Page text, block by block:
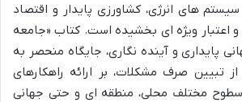
های انرژی، کشاورزی پایدار و اقتصاد
اعتبار ویژه ای بخشیده است. کتاب «جامعه
پایداری و آینده نگاری، جایگاه منحصر به
از تبیین صرف مشکلات، بر ارائه راهکارهای
سطوح مختلف محلی، منطقه ای و حتی جهانی